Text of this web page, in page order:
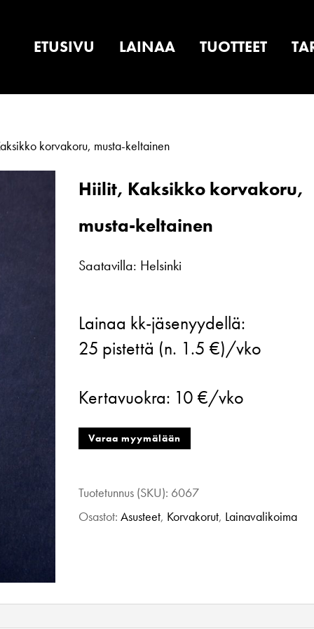
ETUSIVU LAINAA TUOTTEET
korvakoru, musta-keltainen
Hiilit, Kaksikko korvakoru,
musta-keltainen
Saatavilla: Helsinki
Kaksikko
korvakoru,
keltainen
määrä
Lainaa kk-jäsenyydellä:
25 pistettä (n. 1.5 €)/vko
Kertavuokra: 10 €/vko
Varaa myymälään
Tuotetunnus (SKU): 6067
Osastot:Asusteet, Korvakorut, Lainavalikoima